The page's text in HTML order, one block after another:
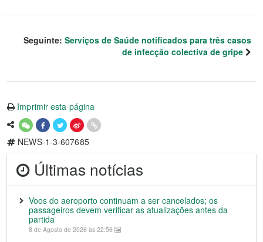
Seguinte: Serviços de Saúde notificados para três casos
de infecção colectiva de gripe
Imprimir esta página
NEWS-1-3-607685
Últimas notícias
Voos do aeroporto continuam a ser cancelados; os
passageiros devem verificar as atualizações antes da
partida
8 de Agosto de 2026 às 22:56